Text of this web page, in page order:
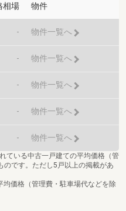
相場 物件
- 物件一覧へ
- 物件一覧へ
- 物件一覧へ
- 物件一覧へ
- 物件一覧へ
ている中古一戸建ての平均価格（管
のです。ただし5戸以上の掲載があ
均価格（管理費・駐車場代などを除